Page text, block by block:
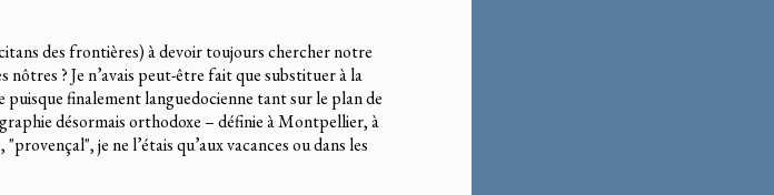
des frontières) à devoir toujours chercher notre
nôtres ? Je n’avais peut-être fait que substituer à la
finalement languedocienne tant sur le plan de
désormais orthodoxe – définie à Montpellier, à
je ne l’étais qu’aux vacances ou dans les